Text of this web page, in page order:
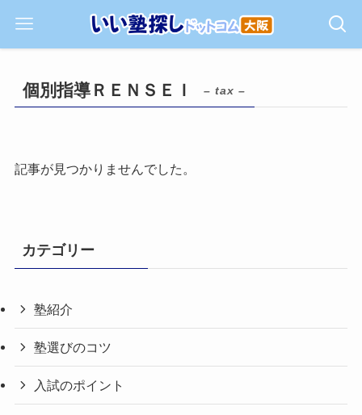
個別指導ＲＥＮＳＥＩ – tax –
記事が見つかりませんでした。
カテゴリー
塾紹介
塾選びのコツ
入試のポイント